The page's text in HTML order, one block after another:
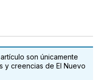
son únicamente
y creencias de El Nuevo